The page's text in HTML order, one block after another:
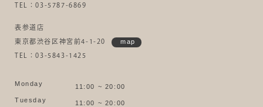
TEL：03-5787-6869
表参道店
東京都渋谷区神宮前4-1-20 map
TEL：03-5843-1425
Monday
11:00 ~ 20:00
Tuesday
11:00 ~ 20:00